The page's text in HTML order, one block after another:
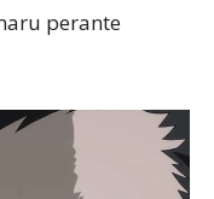
perante